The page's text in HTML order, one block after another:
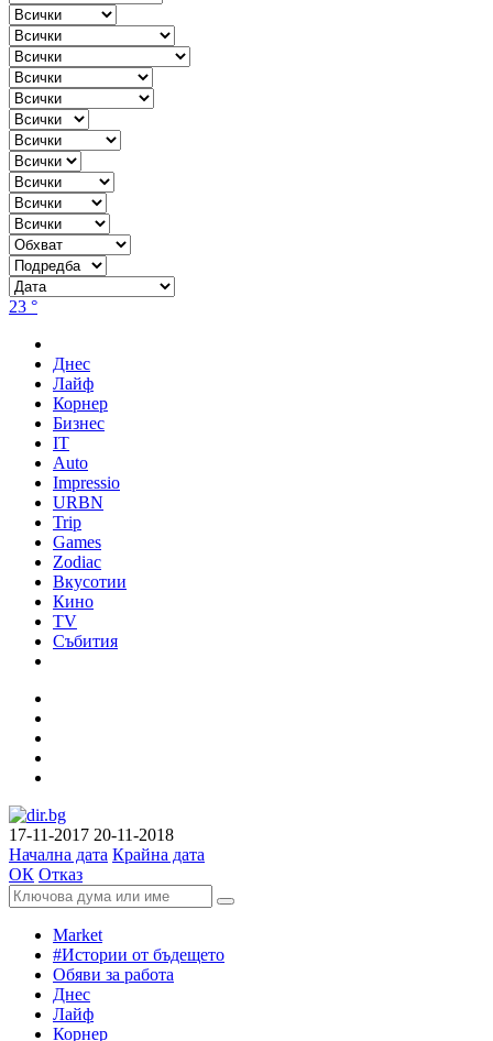
23 °
Днес
Лайф
Корнер
Бизнес
IT
Auto
Impressio
URBN
Trip
Games
Zodiac
Вкусотии
Кино
TV
Събития
17-11-2017 20-11-2018
Начална дата Крайна дата
ОК Отказ
Market
#Истории от бъдещето
Обяви за работа
Днес
Лайф
Корнер